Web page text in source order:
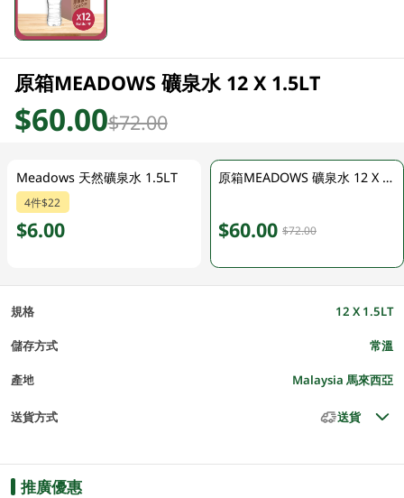
原箱MEADOWS 礦泉水 12 X 1.5LT
$60.00$72.00
Meadows 天然礦泉水 1.5LT
4件$22
$6.00
原箱MEADOWS 礦泉水 12 X 1.5LT
$60.00 $72.00
規格 12 X 1.5LT
儲存方式 常溫
產地 Malaysia 馬來西亞
送貨方式 送貨
推廣優惠